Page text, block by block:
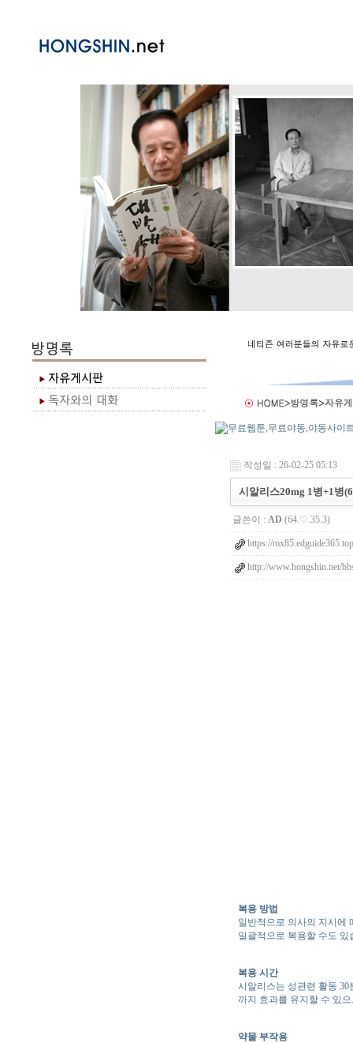
작성일 : 26-02-25 05:13
시알리스20mg 1병+1병
글쓴이 : AD (64.♡.35.3)
https://mx85.edguide365.top
http://www.hongshin.net/
복용 방법
일반적으로 의사의 지시에
일괄적으로 복용할 수도 있
복용 시간
시알리스는 성관련 활동
까지 효과를 유지할 수 있
약물 부작용